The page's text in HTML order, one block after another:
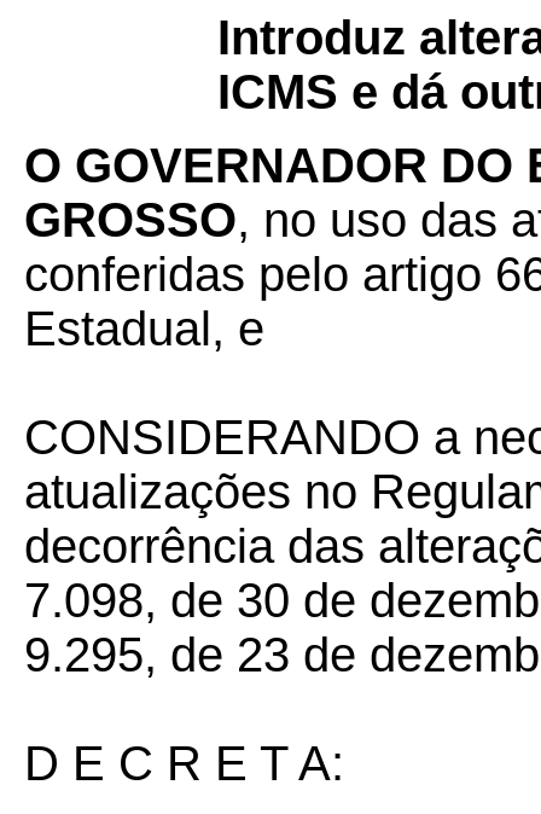
Introduz
ICMS e dá
O GOVERNADOR DO
GROSSO, no uso das
conferidas pelo artigo
Estadual, e
CONSIDERANDO a
atualizações no
decorrência das
7.098, de 30 de
9.295, de 23 de
D E C R E T A: